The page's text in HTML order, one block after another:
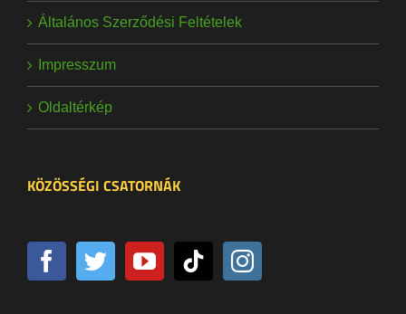
Általános Szerződési Feltételek
Impresszum
Oldaltérkép
KÖZÖSSÉGI CSATORNÁK